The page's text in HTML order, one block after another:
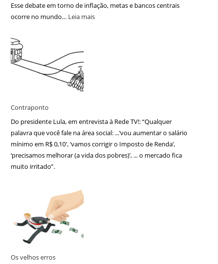
Esse debate em torno de inflação, metas e bancos centrais
ocorre no mundo… Leia mais
Contraponto
Do presidente Lula, em entrevista à Rede TV!: “Qualquer
palavra que você fale na área social: ...‘vou aumentar o salário
mínimo em R$ 0,10′, ‘vamos corrigir o Imposto de Renda’,
‘precisamos melhorar (a vida dos pobres)’, ... o mercado fica
muito irritado”.
Os velhos erros